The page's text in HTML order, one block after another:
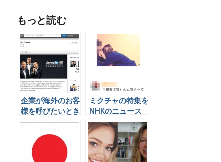
もっと読む
企業が海外のお客
様を呼びたいとき
にインターネット
でやるべきこと
ミクチャの特集を
NHKのニュース
シブ5時でやった
らしい